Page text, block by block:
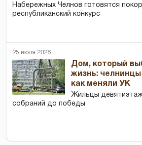
Набережных Челнов готовятся
республиканский конкурс
25 июля 2026
Дом, который
жизнь: челнинцы
как меняли УК
Жильцы
собраний до победы